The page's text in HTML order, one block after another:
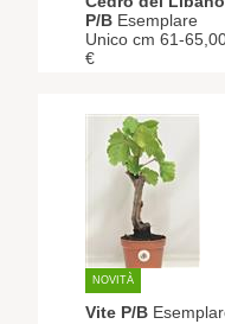
P/B Esemplare
Unico cm 61-
€
NOVITÀ
Vite P/B